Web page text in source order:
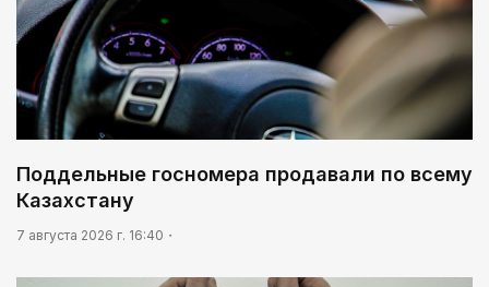
Поддельные госномера продавали по всему
Казахстану
7 августа 2026 г. 16:40